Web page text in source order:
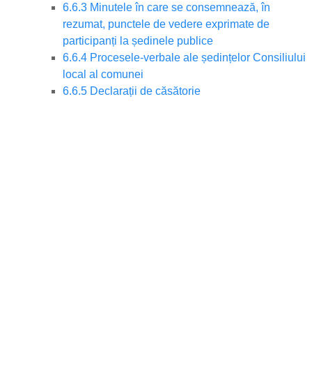
6.6.3 Minutele în care se consemnează, în
rezumat, punctele de vedere exprimate de
participanți la ședinele publice
6.6.4 Procesele-verbale ale ședințelor Consiliului
local al comunei
6.6.5 Declarații de căsătorie